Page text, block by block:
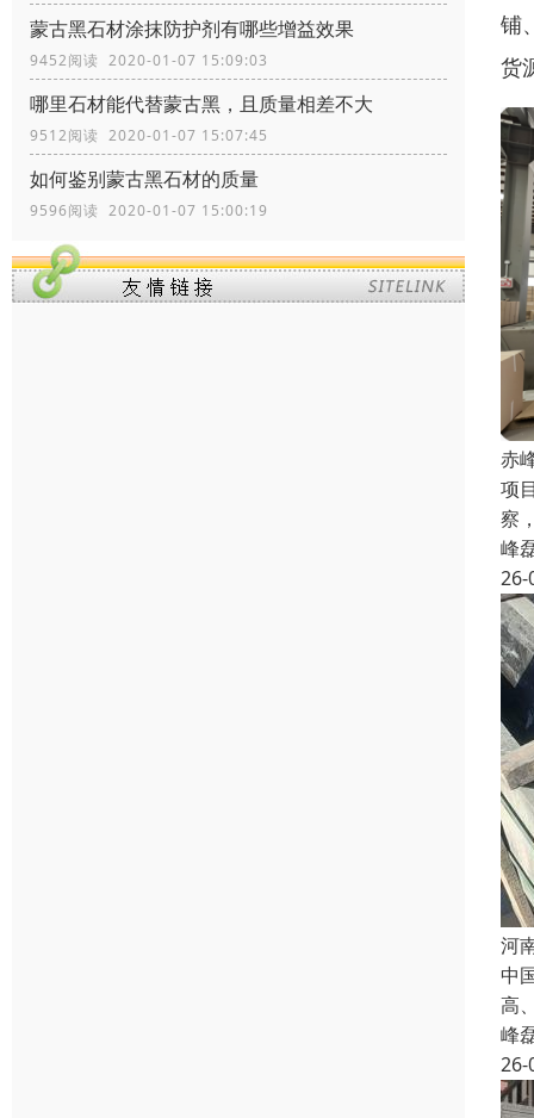
蒙古黑石材涂抹防护剂有哪些增益效果
9452阅读 2020-01-07 15:09:03
哪里石材能代替蒙古黑，且质量相差不大
9512阅读 2020-01-07 15:07:45
如何鉴别蒙古黑石材的质量
9596阅读 2020-01-07 15:00:19
铺
货
赤
项
察
峰
26-
河
中
高
峰
26-